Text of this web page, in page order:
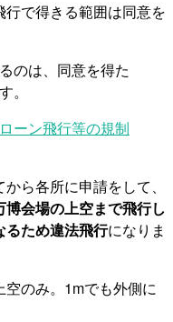
で得きる範囲は同意を
のは、同意を得た
。
ーン飛行等の規制
ら各所に申請をして、
会場の上空まで飛行し
ため違法飛行になりま
のみ。1mでも外側に